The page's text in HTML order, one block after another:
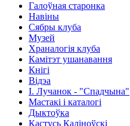
Галоўная старонка
Навіны
Сябры клуба
Музей
Храналогія клуба
Камітэт ушанавання
Кнігі
Відэа
І. Лучанок - "Спадчына"
Мастакі i каталогi
Дыктоўка
Кастусь Каліноўскі